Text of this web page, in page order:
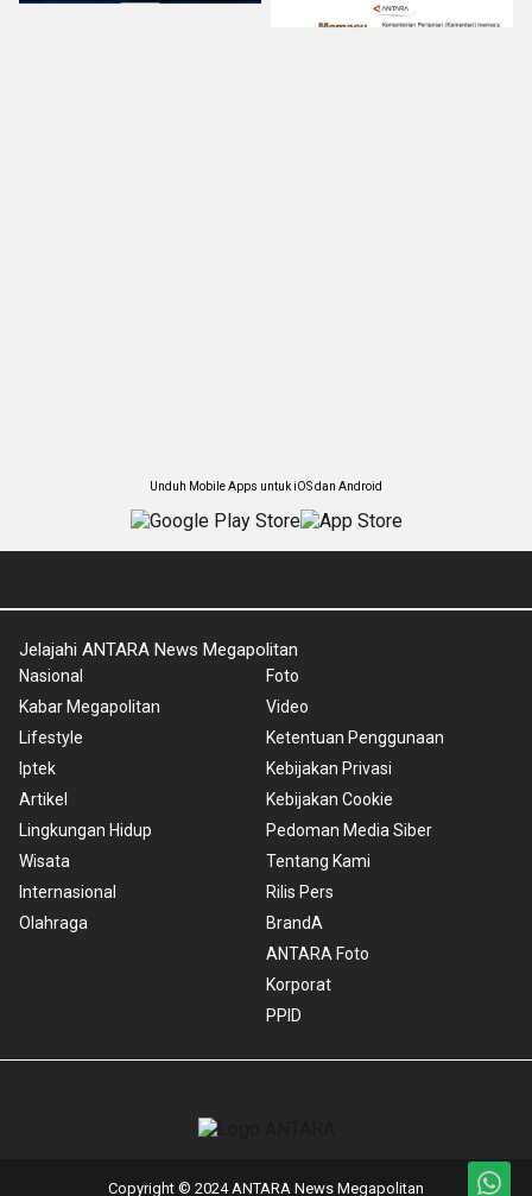
Unduh Mobile Apps untuk iOS dan Android
Jelajahi ANTARA News Megapolitan
Nasional
Kabar Megapolitan
Lifestyle
Iptek
Artikel
Lingkungan Hidup
Wisata
Internasional
Olahraga
Foto
Video
Ketentuan Penggunaan
Kebijakan Privasi
Kebijakan Cookie
Pedoman Media Siber
Tentang Kami
Rilis Pers
BrandA
ANTARA Foto
Korporat
PPID
Copyright © 2024 ANTARA News Megapolitan